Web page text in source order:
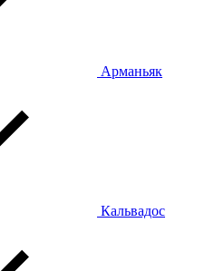
Арманьяк
Кальвадос